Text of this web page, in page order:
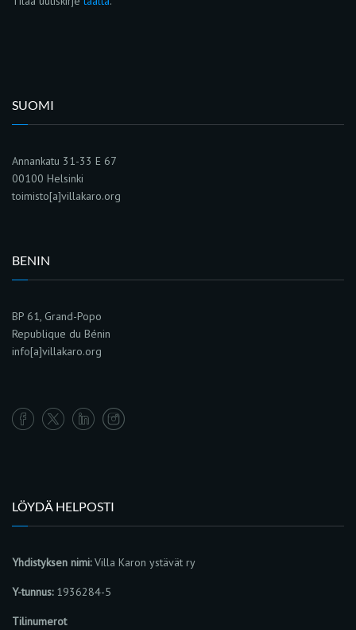
SUOMI
Annankatu 31-33 E 67
00100 Helsinki
toimisto[a]villakaro.org
BENIN
BP 61, Grand-Popo
Republique du Bénin
info[a]villakaro.org
LÖYDÄ HELPOSTI
Yhdistyksen nimi:Villa Karon ystävät ry
Y-tunnus:1936284-5
Tilinumerot